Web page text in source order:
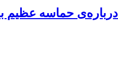
درباره‌ی حماسه عظیم